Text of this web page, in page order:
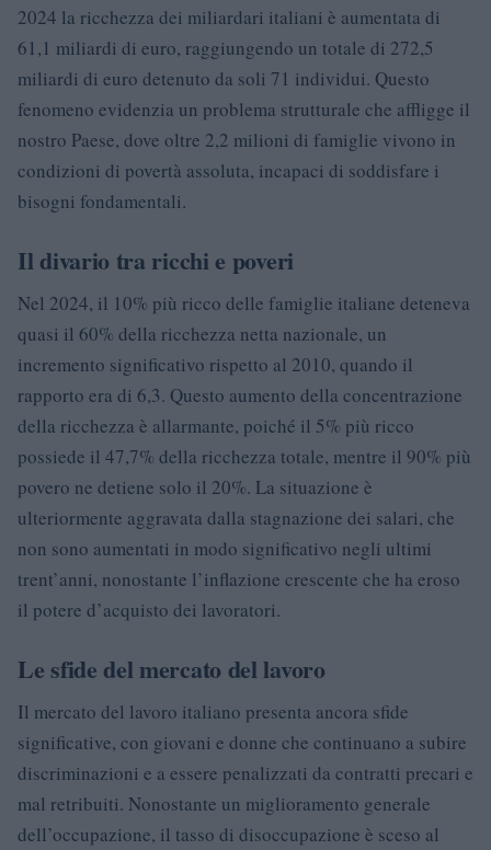
2024 la ricchezza dei miliardari italiani è aumentata di
61,1 miliardi di euro, raggiungendo un totale di 272,5
miliardi di euro detenuto da soli 71 individui. Questo
fenomeno evidenzia un problema strutturale che affligge il
nostro Paese, dove oltre 2,2 milioni di famiglie vivono in
condizioni di povertà assoluta, incapaci di soddisfare i
bisogni fondamentali.
Il divario tra ricchi e poveri
Nel 2024, il 10% più ricco delle famiglie italiane deteneva
quasi il 60% della ricchezza netta nazionale, un
incremento significativo rispetto al 2010, quando il
rapporto era di 6,3. Questo aumento della concentrazione
della ricchezza è allarmante, poiché il 5% più ricco
possiede il 47,7% della ricchezza totale, mentre il 90% più
povero ne detiene solo il 20%. La situazione è
ulteriormente aggravata dalla stagnazione dei salari, che
non sono aumentati in modo significativo negli ultimi
trent’anni, nonostante l’inflazione crescente che ha eroso
il potere d’acquisto dei lavoratori.
Le sfide del mercato del lavoro
Il mercato del lavoro italiano presenta ancora sfide
significative, con giovani e donne che continuano a subire
discriminazioni e a essere penalizzati da contratti precari e
mal retribuiti. Nonostante un miglioramento generale
dell’occupazione, il tasso di disoccupazione è sceso al